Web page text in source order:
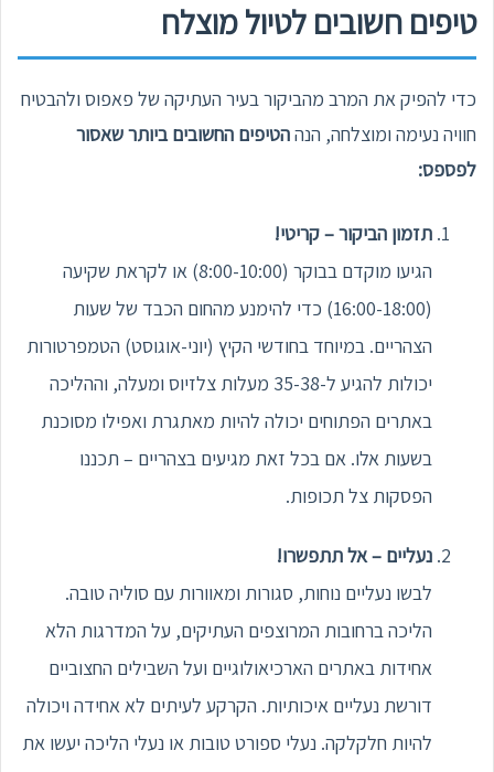
טיפים חשובים לטיול מוצלח
כדי להפיק את המרב מהביקור בעיר העתיקה של פאפוס ולהבטיח
חוויה נעימה ומוצלחה, הנההטיפים החשובים ביותר שאסור
לפספס:
תזמון הביקור – קריטי!
הגיעו מוקדם בבוקר (8:00-10:00) או לקראת שקיעה
(16:00-18:00) כדי להימנע מהחום הכבד של שעות
הצהריים. במיוחד בחודשי הקיץ (יוני-אוגוסט) הטמפרטורות
יכולות להגיע ל-35-38 מעלות צלזיוס ומעלה, וההליכה
באתרים הפתוחים יכולה להיות מאתגרת ואפילו מסוכנת
בשעות אלו. אם בכל זאת מגיעים בצהריים – תכננו
הפסקות צל תכופות.
נעליים – אל תתפשרו!
לבשו נעליים נוחות, סגורות ומאוורות עם סוליה טובה.
הליכה ברחובות המרוצפים העתיקים, על המדרגות הלא
אחידות באתרים הארכיאולוגיים ועל השבילים החצוביים
דורשת נעליים איכותיות. הקרקע לעיתים לא אחידה ויכולה
להיות חלקלקה. נעלי ספורט טובות או נעלי הליכה יעשו את